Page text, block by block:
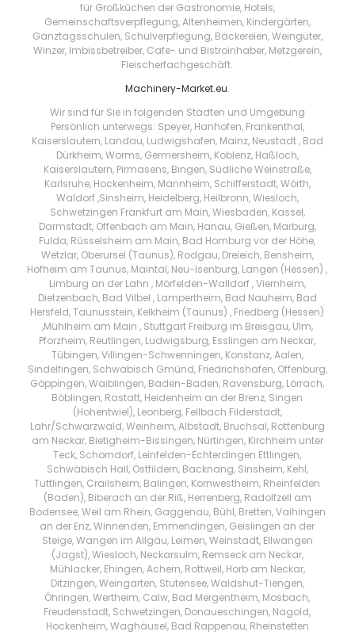
für Großküchen der Gastronomie, Hotels,
Gemeinschaftsverpflegung, Altenheimen, Kindergärten,
Ganztagsschulen, Schulverpflegung, Bäckereien, Weingüter,
Winzer, Imbissbetreiber, Cafe- und Bistroinhaber, Metzgerein,
Fleischerfachgeschäft.
Machinery-Market.eu.
Wir sind für Sie in folgenden Städten und Umgebung
Persönlich unterwegs: Speyer, Hanhofen, Frankenthal,
Kaiserslautern, Landau, Ludwigshafen, Mainz, Neustadt , Bad
Dürkheim, Worms, Germersheim, Koblenz, Haßloch,
Kaiserslautern, Pirmasens, Bingen, Südliche Weinstraße,
Karlsruhe, Hockenheim, Mannheim, Schifferstadt, Wörth,
Waldorf ,Sinsheim, Heidelberg, Heilbronn, Wiesloch,
Schwetzingen Frankfurt am Main, Wiesbaden, Kassel,
Darmstadt, Offenbach am Main, Hanau, Gießen, Marburg,
Fulda, Rüsselsheim am Main, Bad Homburg vor der Höhe,
Wetzlar, Oberursel (Taunus), Rodgau, Dreieich, Bensheim,
Hofheim am Taunus, Maintal, Neu-Isenburg, Langen (Hessen) ,
Limburg an der Lahn , Mörfelden-Walldorf , Viernheim,
Dietzenbach, Bad Vilbel , Lampertheim, Bad Nauheim, Bad
Hersfeld, Taunusstein, Kelkheim (Taunus) , Friedberg (Hessen)
,Mühlheim am Main , Stuttgart Freiburg im Breisgau, Ulm,
Pforzheim, Reutlingen, Ludwigsburg, Esslingen am Neckar,
Tübingen, Villingen-Schwenningen, Konstanz, Aalen,
Sindelfingen, Schwäbisch Gmünd, Friedrichshafen, Offenburg,
Göppingen, Waiblingen, Baden-Baden, Ravensburg, Lörrach,
Böblingen, Rastatt, Heidenheim an der Brenz, Singen
(Hohentwiel), Leonberg, Fellbach Filderstadt,
Lahr/Schwarzwald, Weinheim, Albstadt, Bruchsal, Rottenburg
am Neckar, Bietigheim-Bissingen, Nürtingen, Kirchheim unter
Teck, Schorndorf, Leinfelden-Echterdingen Ettlingen,
Schwäbisch Hall, Ostfildern, Backnang, Sinsheim, Kehl,
Tuttlingen, Crailsheim, Balingen, Kornwestheim, Rheinfelden
(Baden), Biberach an der Riß, Herrenberg, Radolfzell am
Bodensee, Weil am Rhein, Gaggenau, Bühl, Bretten, Vaihingen
an der Enz, Winnenden, Emmendingen, Geislingen an der
Steige, Wangen im Allgäu, Leimen, Weinstadt, Ellwangen
(Jagst), Wiesloch, Neckarsulm, Remseck am Neckar,
Mühlacker, Ehingen, Achern, Rottweil, Horb am Neckar,
Ditzingen, Weingarten, Stutensee, Waldshut-Tiengen,
Öhringen, Wertheim, Calw, Bad Mergentheim, Mosbach,
Freudenstadt, Schwetzingen, Donaueschingen, Nagold,
Hockenheim, Waghäusel, Bad Rappenau, Rheinstetten